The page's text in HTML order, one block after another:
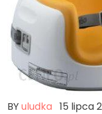
BYuludka 15 lipca